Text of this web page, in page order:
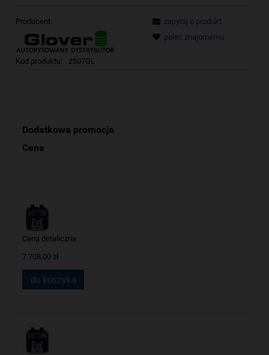
Producent:
Kod produktu: 2507GL
zapytaj o produkt
poleć znajomemu
Dodatkowa promocja
Cena
Cena detaliczna
7 708,00 zł
do koszyka